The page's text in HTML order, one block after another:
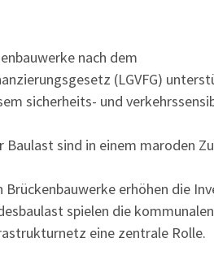
nach dem
(LGVFG)
sicherheits- und
Baulast sind in einem maroden
erhöhen die
spielen die
eine zentrale Rolle.